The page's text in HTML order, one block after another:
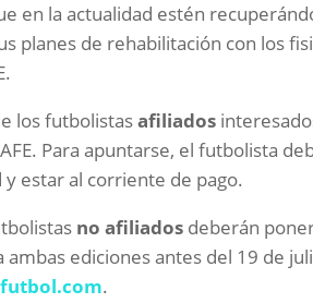
en la actualidad estén
planes de rehabilitación con los
los futbolistasafiliados
Para apuntarse, el futbolista
y estar al corriente de pago.
no afiliados deberán
ambas ediciones antes del 19 de
futbol.com.